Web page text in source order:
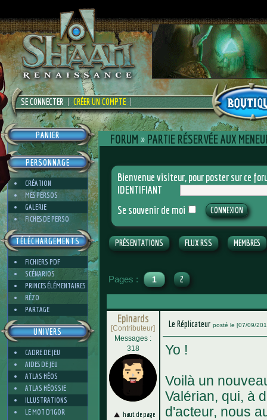
SE CONNECTER CRÉER UN COMPTE
PANIER
PERSONNAGE
CRÉATION
MES PERSOS
GALERIE
FICHES DE PERSO
TÉLÉCHARGEMENTS
FICHIERS PDF
SCÉNARIOS
PRINCES ÉLÉMENTAIRES
RÉZO
PARTAGE
UNIVERS
CADRE DE JEU
AIDES DE JEU
ATLAS HÉOS
ATLAS HÉOSSIE
ILLUSTRATIONS
LE MOT D'IGOR
FORUM » PARTIE RÉSERVÉE AUX
Bienvenue visiteur, pour poster sur ce
IDENTIFIANT
Se souvenir de moi
PRÉSENTATIONS FLUX RSS MEMBRES
Pages : 1 2
Epinards
[Contributeur]
Messages :
318
haut de page
Le Réplicateur posté le [07/09/
Yo !
Voilà un
Valérian, qui, à
d'acteur, nous